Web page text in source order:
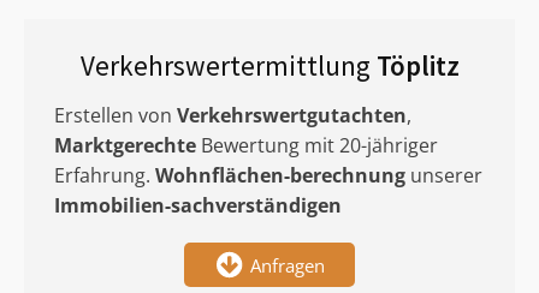
Verkehrswertermittlung Töplitz
Erstellen von Verkehrswertgutachten,
Marktgerechte Bewertung mit 20-jähriger
Erfahrung. Wohnflächen-berechnung unserer
Immobilien-sachverständigen
Anfragen